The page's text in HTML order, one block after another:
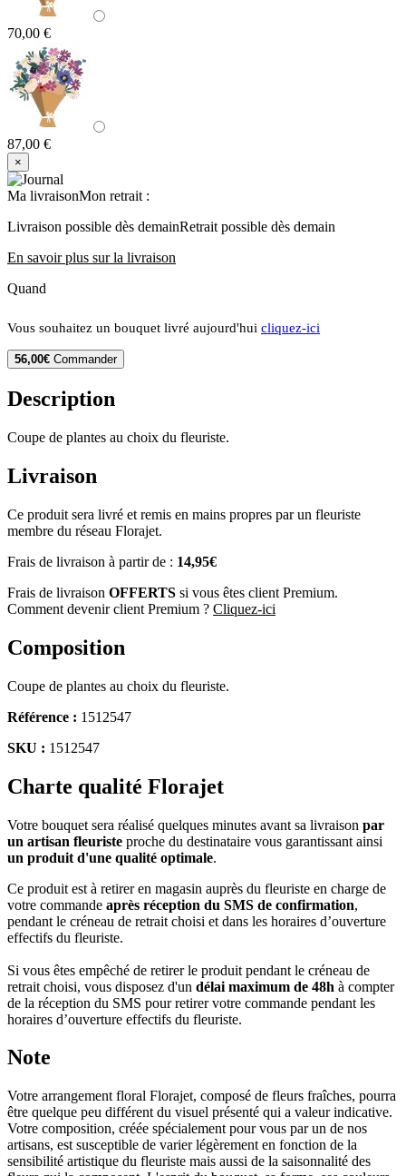
70,00 €
87,00 €
×
Ma livraisonMon retrait :
Livraison possible dès demainRetrait possible dès demain
En savoir plus sur la livraison
Quand
Vous souhaitez un bouquet livré aujourd'hui cliquez-ici
56,00€ Commander
Description
Coupe de plantes au choix du fleuriste.
Livraison
Ce produit sera livré et remis en mains propres par un fleuriste
membre du réseau Florajet.
Frais de livraison à partir de : 14,95€
Frais de livraison OFFERTS si vous êtes client Premium.
Comment devenir client Premium ? Cliquez-ici
Composition
Coupe de plantes au choix du fleuriste.
Référence : 1512547
SKU : 1512547
Charte qualité Florajet
Votre bouquet sera réalisé quelques minutes avant sa livraison par
un artisan fleuriste proche du destinataire vous garantissant ainsi
un produit d'une qualité optimale.
Ce produit est à retirer en magasin auprès du fleuriste en charge de
votre commande après réception du SMS de confirmation,
pendant le créneau de retrait choisi et dans les horaires d’ouverture
effectifs du fleuriste.
Si vous êtes empêché de retirer le produit pendant le créneau de
retrait choisi, vous disposez d'un délai maximum de 48h à compter
de la réception du SMS pour retirer votre commande pendant les
horaires d’ouverture effectifs du fleuriste.
Note
Votre arrangement floral Florajet, composé de fleurs fraîches, pourra
être quelque peu différent du visuel présenté qui a valeur indicative.
Votre composition, créée spécialement pour vous par un de nos
artisans, est susceptible de varier légèrement en fonction de la
sensibilité artistique du fleuriste mais aussi de la saisonnalité des